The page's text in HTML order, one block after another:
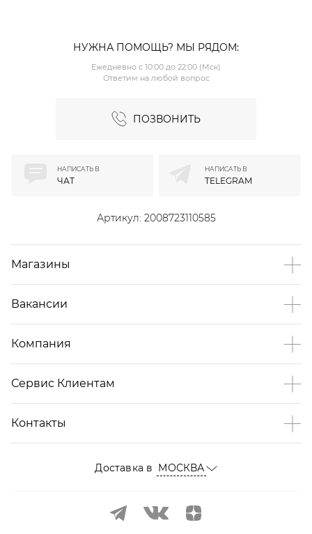
НУЖНА ПОМОЩЬ? МЫ РЯДОМ:
ПОЗВОНИТЬ
Ежедневно с 10:00 до 22:00 (Мск)
Ответим на любой вопрос
Артикул: 2008723110585
НАПИСАТЬ В
ЧАТ
НАПИСАТЬ В
TELEGRAM
Магазины
Вакансии
Компания
Сервис Клиентам
Контакты
Доставка в МОСКВА